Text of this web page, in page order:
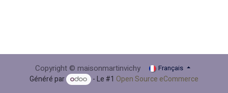
Copyright © maisonmartinvichy Français
Généré par - Le #1 Open Source eCommerce